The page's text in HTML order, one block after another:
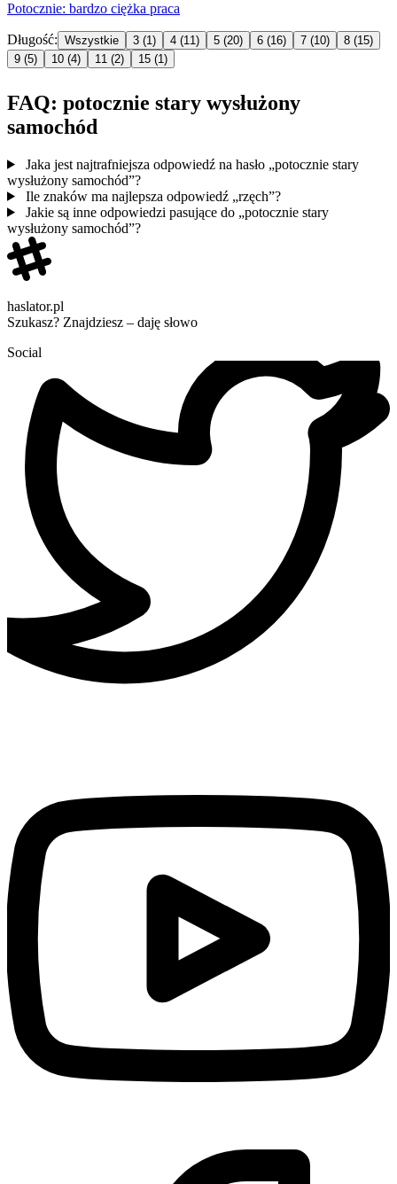
Potocznie: bardzo ciężka praca
Długość: Wszystkie 3 (1) 4 (11) 5 (20) 6 (16) 7 (10) 8 (15)
9 (5) 10 (4) 11 (2) 15 (1)
FAQ: potocznie stary wysłużony
samochód
Jaka jest najtrafniejsza odpowiedź na hasło „potocznie stary
wysłużony samochód”?
Ile znaków ma najlepsza odpowiedź „rzęch”?
Jakie są inne odpowiedzi pasujące do „potocznie stary
wysłużony samochód”?
haslator.pl
Szukasz? Znajdziesz – daję słowo
Social